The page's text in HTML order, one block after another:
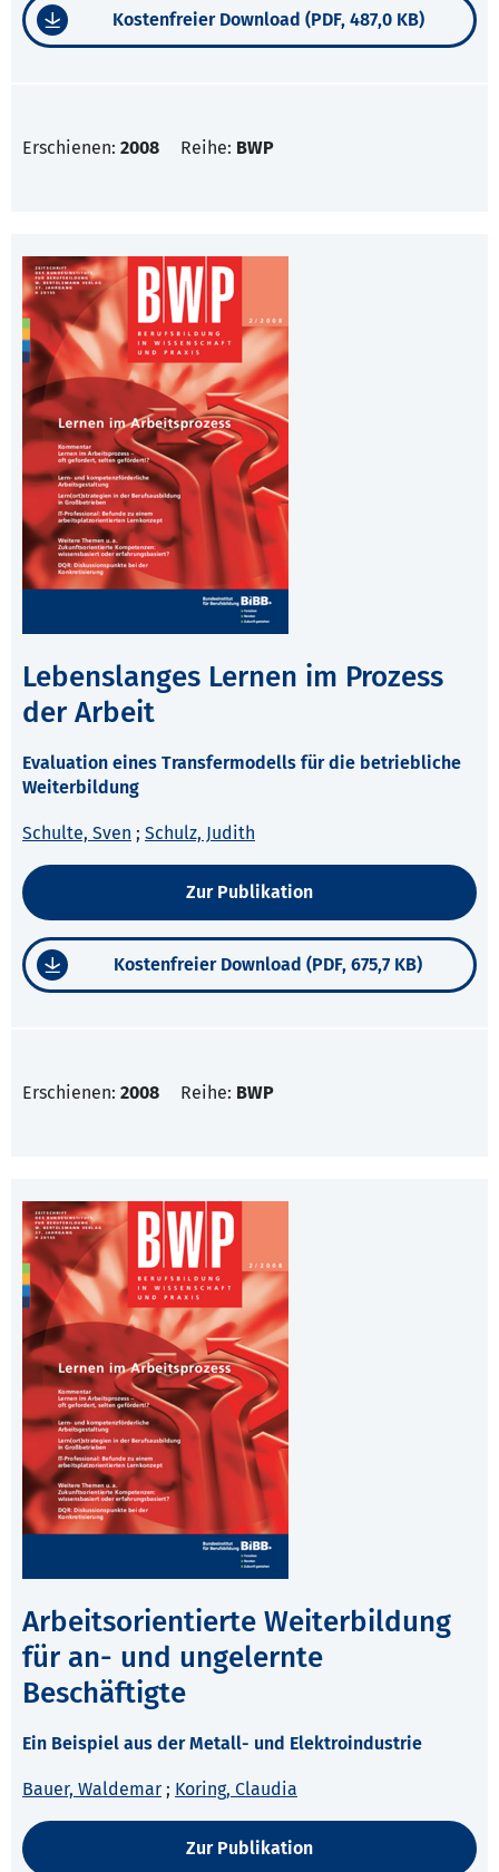
Kostenfreier Download (PDF, 487,0 KB)
Erschienen: 2008 Reihe: BWP
Lebenslanges Lernen im Prozess
der Arbeit
Evaluation eines Transfermodells für die betriebliche
Weiterbildung
Schulte, Sven ; Schulz, Judith
Zur Publikation
Kostenfreier Download (PDF, 675,7 KB)
Erschienen: 2008 Reihe: BWP
Arbeitsorientierte Weiterbildung
für an- und ungelernte
Beschäftigte
Ein Beispiel aus der Metall- und Elektroindustrie
Bauer, Waldemar ; Koring, Claudia
Zur Publikation